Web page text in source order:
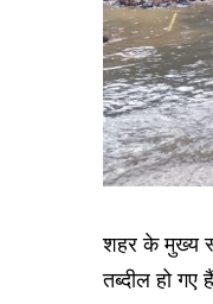
शहर के मुख्य
तब्दील हो गए